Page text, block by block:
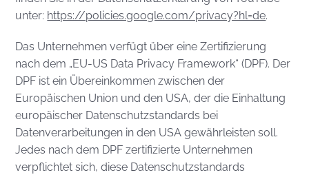
unter: https://policies.google.com/privacy?hl=de.
Das Unternehmen verfügt über eine Zertifizierung
nach dem „EU-US Data Privacy Framework“ (DPF). Der
DPF ist ein Übereinkommen zwischen der
Europäischen Union und den USA, der die Einhaltung
europäischer Datenschutzstandards bei
Datenverarbeitungen in den USA gewährleisten soll.
Jedes nach dem DPF zertifizierte Unternehmen
verpflichtet sich, diese Datenschutzstandards